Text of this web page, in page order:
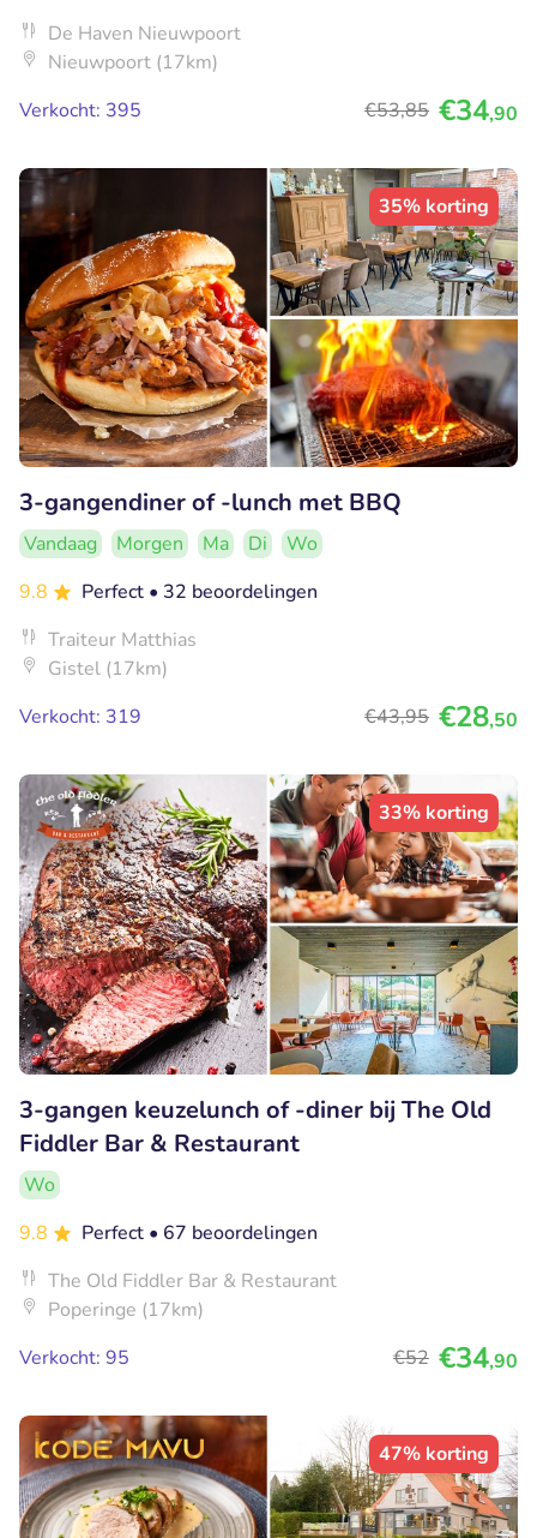
De Haven Nieuwpoort
Nieuwpoort (17km)
Verkocht: 395
€53,85 €34,90
35% korting
3-gangendiner of -lunch met BBQ
Vandaag Morgen Ma Di
Wo
9.8
Perfect • 32 beoordelingen
Traiteur Matthias
Gistel (17km)
Verkocht: 319
€43,95 €28,50
33% korting
3-gangen keuzelunch of -diner bij The Old
Fiddler Bar & Restaurant
Wo
9.8
Perfect • 67 beoordelingen
The Old Fiddler Bar & Restaurant
Poperinge (17km)
Verkocht: 95
€52 €34,90
47% korting